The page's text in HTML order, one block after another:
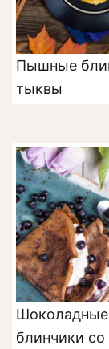
Пышные
тыквы
Шоколадные
блинчики со